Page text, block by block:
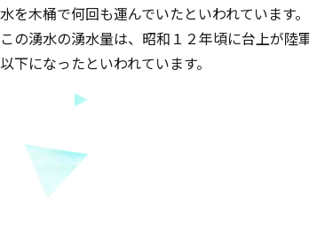
水を木桶で何回も運んでいたといわれています。
この湧水の湧水量は、昭和１２年頃に台上が
以下になったといわれています。